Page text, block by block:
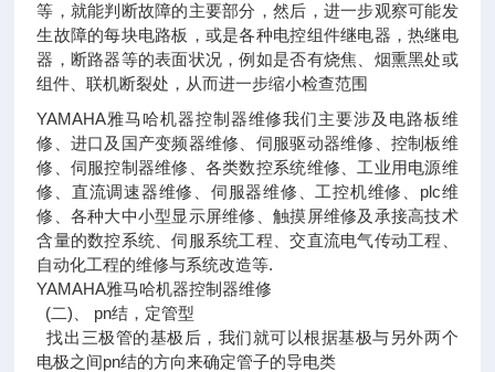
等，就能判断故障的主要部分，然后，进一步观察可能发
生故障的每块电路板，或是各种电控组件继电器，热继电
器，断路器等的表面状况，例如是否有烧焦、烟熏黑处或
组件、联机断裂处，从而进一步缩小检查范围
YAMAHA雅马哈机器控制器维修我们主要涉及电路板维
修、进口及国产变频器维修、伺服驱动器维修、控制板维
修、伺服控制器维修、各类数控系统维修、工业用电源维
修、直流调速器维修、伺服器维修、工控机维修、plc维
修、各种大中小型显示屏维修、触摸屏维修及承接高技术
含量的数控系统、伺服系统工程、交直流电气传动工程、
自动化工程的维修与系统改造等.
YAMAHA雅马哈机器控制器维修
(二)、 pn结，定管型
找出三极管的基极后，我们就可以根据基极与另外两个
电极之间pn结的方向来确定管子的导电类